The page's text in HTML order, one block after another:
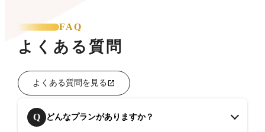
FAQ
よくある質問
よくある質問を見る
Q どんなプランがありますか？